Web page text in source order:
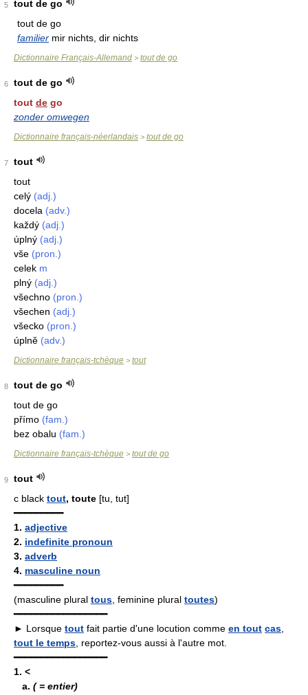
5
tout de go
tout de go
familier mir nichts, dir nichts
Dictionnaire Français-Allemand > tout de go
6
tout de go
tout de go
zonder omwegen
Dictionnaire français-néerlandais > tout de go
7
tout
tout
celý (adj.)
docela (adv.)
každý (adj.)
úplný (adj.)
vše (pron.)
celek m
plný (adj.)
všechno (pron.)
všechen (adj.)
všecko (pron.)
úplně (adv.)
Dictionnaire français-tchèque > tout
8
tout de go
tout de go
přímo (fam.)
bez obalu (fam.)
Dictionnaire français-tchèque > tout de go
9
tout
c black tout, toute [tu, tut]
━━━━━━━━━
1. adjective
2. indefinite pronoun
3. adverb
4. masculine noun
━━━━━━━━━
(masculine plural tous , feminine plural toutes)
━━━━━━━━━━━━━━━━━
► Lorsque tout fait partie d'une locution comme en tout cas
tout le temps , reportez-vous aussi à l'autre mot.
━━━━━━━━━━━━━━━━━
1. <
a. ( = entier)